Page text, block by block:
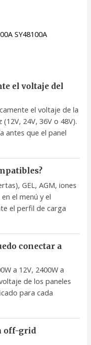
SY48100A
el voltaje del
el voltaje de la
24V, 36V o 48V).
antes que el panel
GEL, AGM, iones
el menú y el
el perfil de carga
conectar a
a 12V, 2400W a
de los paneles
para cada
off-grid